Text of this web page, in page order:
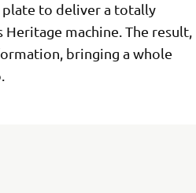
plate to deliver a totally
machine. The result,
bringing a whole